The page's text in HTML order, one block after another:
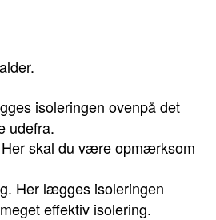
isoleringen ovenpå det
udefra.
skal du være opmærksom
Her lægges isoleringen
effektiv isolering.